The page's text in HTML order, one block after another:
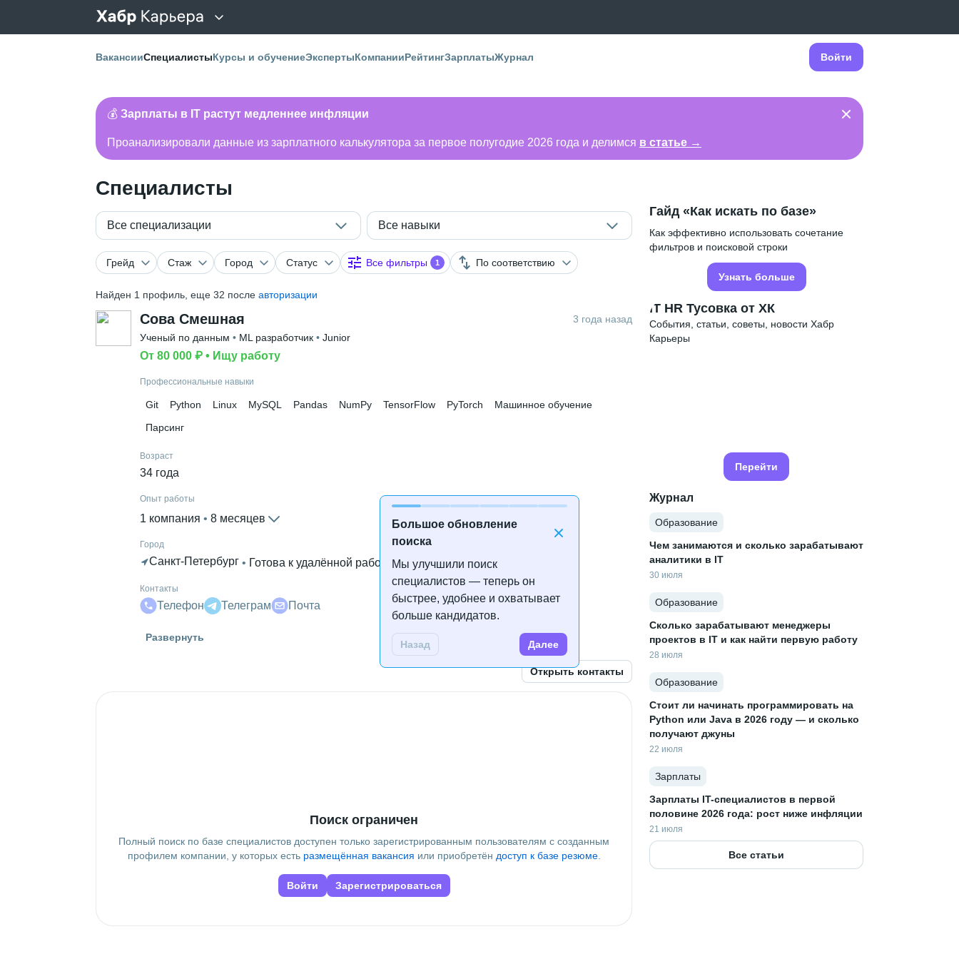
ВакансииСпециалистыКурсы и обучениеЭкспертыКомпанииРейтингЗарплатыЖурнал Войти
💰 Зарплаты в IT растут медленнее инфляции
Проанализировали данные из зарплатного калькулятора за первое полугодие 2026 года и делимся в статье →
Специалисты
Все специализации Все навыки
Грейд Стаж Город Статус Все фильтры 1 По соответствию
Найден 1 профиль, еще 32 после авторизации
Большое обновление
поиска
Мы улучшили поиск
специалистов — теперь он
быстрее, удобнее и охватывает
больше кандидатов.
Назад Далее
Сова Смешная
3 года назад
Ученый по данным • ML разработчик • Junior
От 80 000 ₽ • Ищу работу
Профессиональные навыки
Git Python Linux MySQL Pandas NumPy TensorFlow PyTorch
Машинное обучение
Парсинг
Возраст
34 года
Опыт работы
1 компания 8 месяцев
Город
Санкт-Петербург • Готова к удалённой работе
Контакты
Телефон Телеграм Почта
GB (GeekBrains)
Развернуть
Открыть контакты
Поиск ограничен
Полный поиск по базе специалистов доступен только зарегистрированным пользователям с созданным
профилем компании, у которых есть размещённая вакансия или приобретён доступ к базе резюме.
Войти Зарегистрироваться
Гайд «Как искать по базе»
Как эффективно использовать сочетание
фильтров и поисковой строки
Узнать больше
IT HR Тусовка от ХК
События, статьи, советы, новости Хабр
Карьеры
Перейти
Журнал
Образование
Чем занимаются и сколько зарабатывают
аналитики в IT
30 июля
Образование
Сколько зарабатывают менеджеры
проектов в IT и как найти первую работу
28 июля
Образование
Стоит ли начинать программировать на
Python или Java в 2026 году — и сколько
получают джуны
22 июля
Зарплаты
Зарплаты IT-специалистов в первой
половине 2026 года: рост ниже инфляции
21 июля
Все статьи